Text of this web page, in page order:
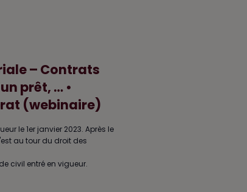
– Contrats
prêt, … •
(webinaire)
le 1er janvier 2023. Après le
au tour du droit des
civil entré en vigueur.